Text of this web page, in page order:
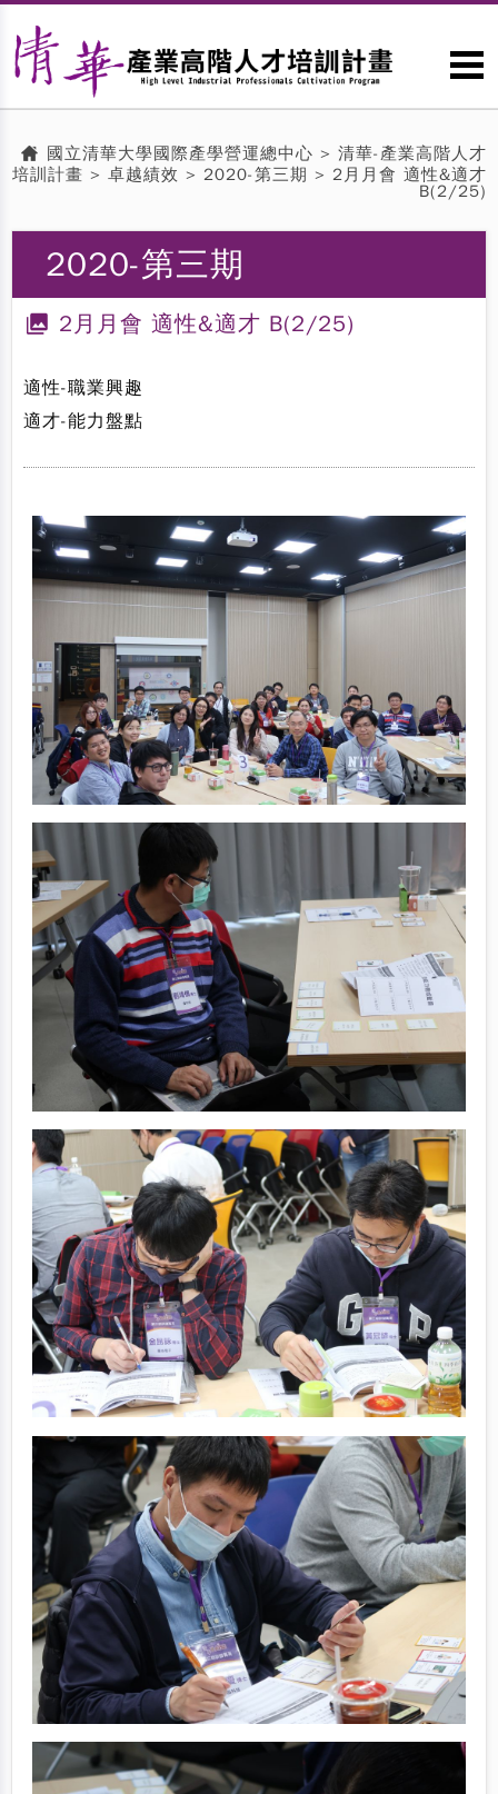
國立清華大學國際產學營運總中心 > 清華-產業高階人才
培訓計畫 > 卓越績效 > 2020-第三期 > 2月月會 適性&適才
B(2/25)
2020-第三期
2月月會 適性&適才 B(2/25)
適性-職業興趣
適才-能力盤點